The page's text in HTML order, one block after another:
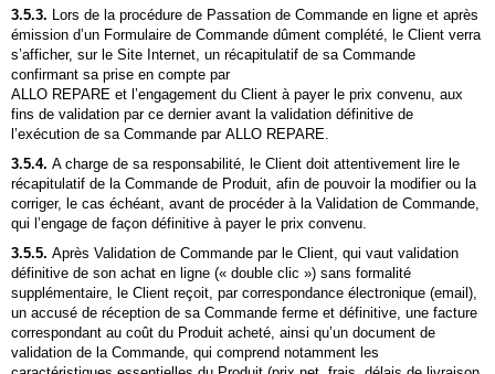
3.5.3. Lors de la procédure de Passation de Commande en ligne et après
émission d’un Formulaire de Commande dûment complété, le Client verra
s’afficher, sur le Site Internet, un récapitulatif de sa Commande
confirmant sa prise en compte par
ALLO REPARE et l’engagement du Client à payer le prix convenu, aux
fins de validation par ce dernier avant la validation définitive de
l’exécution de sa Commande par ALLO REPARE.
3.5.4. A charge de sa responsabilité, le Client doit attentivement lire le
récapitulatif de la Commande de Produit, afin de pouvoir la modifier ou la
corriger, le cas échéant, avant de procéder à la Validation de Commande,
qui l’engage de façon définitive à payer le prix convenu.
3.5.5. Après Validation de Commande par le Client, qui vaut validation
définitive de son achat en ligne (« double clic ») sans formalité
supplémentaire, le Client reçoit, par correspondance électronique (email),
un accusé de réception de sa Commande ferme et définitive, une facture
correspondant au coût du Produit acheté, ainsi qu’un document de
validation de la Commande, qui comprend notamment les